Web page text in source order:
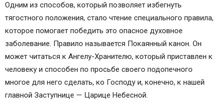
Одним из способов, который позволяет избегнуть
тягостного положения, стало чтение специального правила,
которое помогает победить это опасное духовное
заболевание. Правило называется Покаянный канон. Он
может читаться к Ангелу-Хранителю, который приставлен к
человеку и способен по просьбе своего подопечного
многое для него сделать, ко Господу и, конечно, к нашей
главной Заступнице — Царице Небесной.